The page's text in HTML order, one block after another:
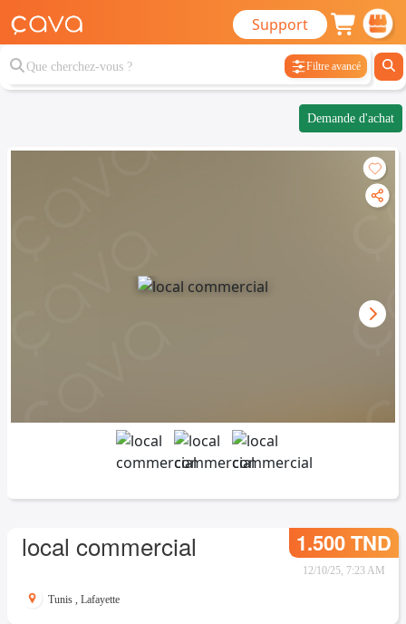
Support
Filtre avancé
Demande d'achat
local commercial 1.500 TND
12/10/25, 7:23 AM
Tunis , Lafayette